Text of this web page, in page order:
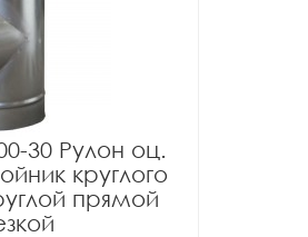
30 Рулон оц.
круглого
прямой